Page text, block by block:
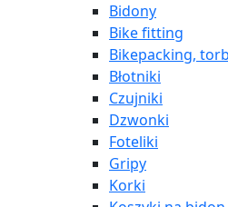
Bidony
Bike fitting
Bikepacking,
Błotniki
Czujniki
Dzwonki
Foteliki
Gripy
Korki